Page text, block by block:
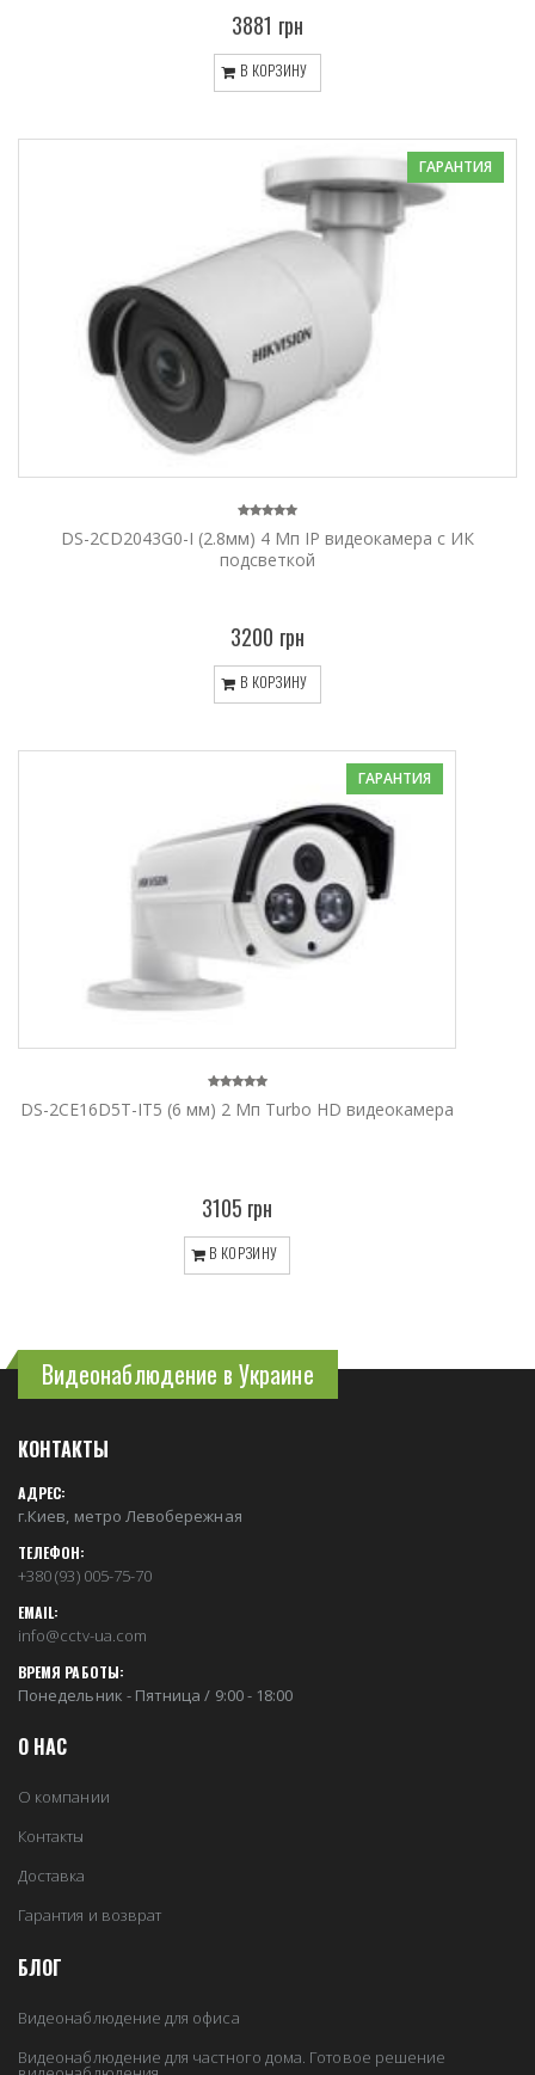
3881 грн
В КОРЗИНУ
ГАРАНТИЯ
DS-2CD2043G0-I (2.8мм) 4 Мп IP видеокамера с ИК
подсветкой
3200 грн
В КОРЗИНУ
ГАРАНТИЯ
DS-2CE16D5T-IT5 (6 мм) 2 Мп Turbo HD видеокамера
3105 грн
В КОРЗИНУ
Видеонаблюдение в Украине
КОНТАКТЫ
АДРЕС:
г.Киев, метро Левобережная
ТЕЛЕФОН:
+380 (93) 005-75-70
EMAIL:
info@cctv-ua.com
ВРЕМЯ РАБОТЫ:
Понедельник - Пятница / 9:00 - 18:00
О НАС
О компании
Контакты
Доставка
Гарантия и возврат
БЛОГ
Видеонаблюдение для офиса
Видеонаблюдение для частного дома. Готовое решение